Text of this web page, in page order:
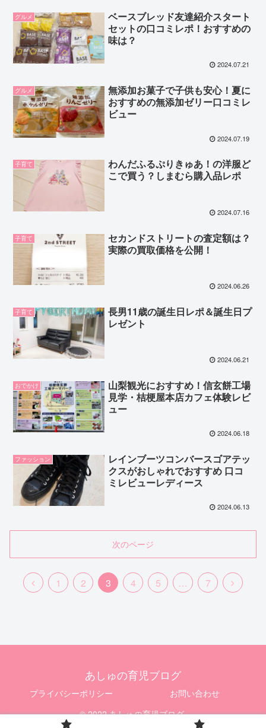
グルメ
ベースブレッド友達紹介スタート
セットの口コミレポ！おすすめの
味は？
2024.07.21
グルメ
無添加お菓子で子供も安心！夏に
おすすめの無添加ゼリー口コミレ
ビュー
2024.07.19
子育て
わんだふるぷりきゅあ！の洋服ど
こで買う？しまむら購入品レポ
2024.07.16
子育て
セカンドストリートの査定額は？
実際の買取価格を公開！
2024.06.26
子育て
長男11歳の誕生日レポ＆誕生日プ
レゼント
2024.06.21
おでかけ
山梨観光におすすめ！信玄餅工場
見学・桔梗屋本店カフェ体験レビ
ュー
2024.06.18
ファッション
レインブーツコンバースゴアテッ
クスがおしゃれでおすすめ 口コ
ミレビューレディース
2024.06.13
次のページ
前
1 2 3 4 5 … 7
次
あしゅの育児ブログ
プライバシーポリシー
お問い合わせ
© 2022 あしゅの育児ブログ.